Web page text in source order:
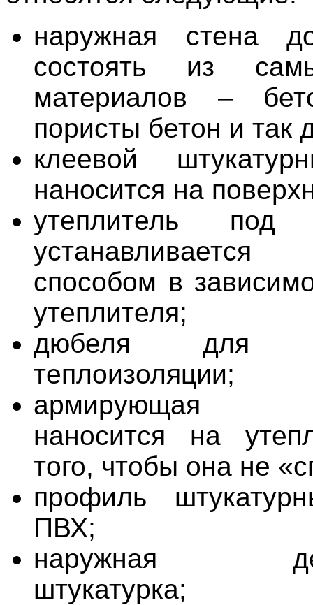
наружная стена
состоять из
материалов –
пористы бетон и так
клеевой
наносится на
утеплитель под
способом в
утеплителя;
дюбеля для
теплоизоляции;
армирующая
наносится на
того, чтобы она не
профиль
ПВХ;
наружная
штукатурка;